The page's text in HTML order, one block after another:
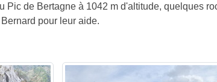
de Bertagne à 1042 m d'altitude, quelques
pour leur aide.